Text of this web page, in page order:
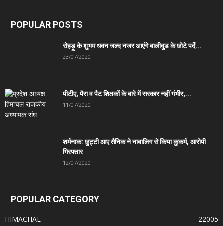
POPULAR POSTS
रोहड़ू के शुभम धवन जल्द नजर आएंगे बालीवुड के छोटे पर्दे...
23/07/2020
पीटीए, पैरा व पैट शिक्षकों के बारे में सरकार नहीं गंभीर,...
11/07/2020
शर्मनाक: छुट्टी आए सैनिक ने नाबालिग से किया कुकर्म, आरोपी
गिरफ्तार
12/07/2020
POPULAR CATEGORY
HIMACHAL
22005